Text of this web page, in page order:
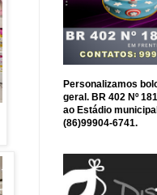
Personalizamos
geral. BR 402 Nº
ao Estádio
(86)99904-6741.